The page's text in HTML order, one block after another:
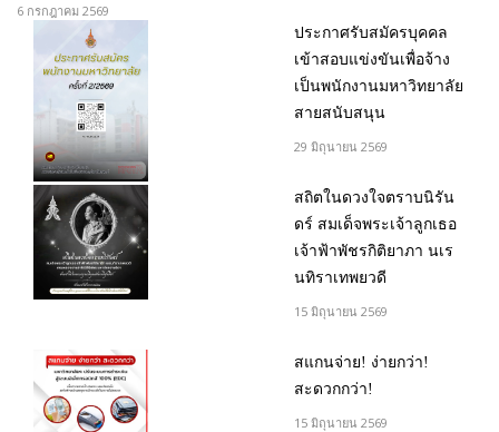
6 กรกฎาคม 2569
ประกาศรับสมัครบุคคล
เข้าสอบแข่งขันเพื่อจ้าง
เป็นพนักงานมหาวิทยาลัย
สายสนับสนุน
29 มิถุนายน 2569
สถิตในดวงใจตราบนิรัน
ดร์ สมเด็จพระเจ้าลูกเธอ
เจ้าฟ้าพัชรกิติยาภา นเร
นทิราเทพยวดี
15 มิถุนายน 2569
สแกนจ่าย! ง่ายกว่า!
สะดวกกว่า!
15 มิถุนายน 2569